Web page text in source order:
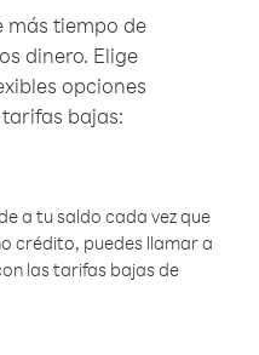
más tiempo de
dinero. Elige
opciones
bajas:
a tu saldo cada vez que
crédito, puedes llamar a
las tarifas bajas de